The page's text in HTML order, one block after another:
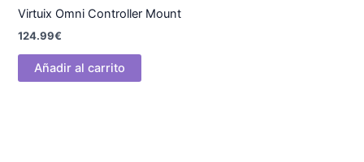
Virtuix Omni Controller Mount
124.99€
Añadir al carrito